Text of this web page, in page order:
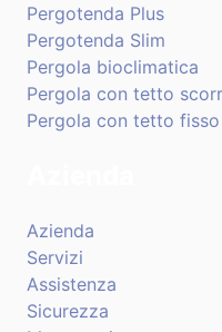
Pergotenda Plus
Pergotenda Slim
Pergola bioclimatica
Pergola con tetto
Pergola con tetto fisso
Azienda
Servizi
Assistenza
Sicurezza